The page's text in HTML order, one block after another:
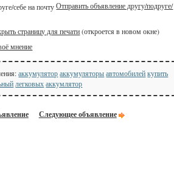
Отправить объявление другу/подруге/
страницу для печати (откроется в новом окне)
мнение
аккумулятор аккумуляторы автомобилей купить
легковых аккумлятор
Следующее объявление